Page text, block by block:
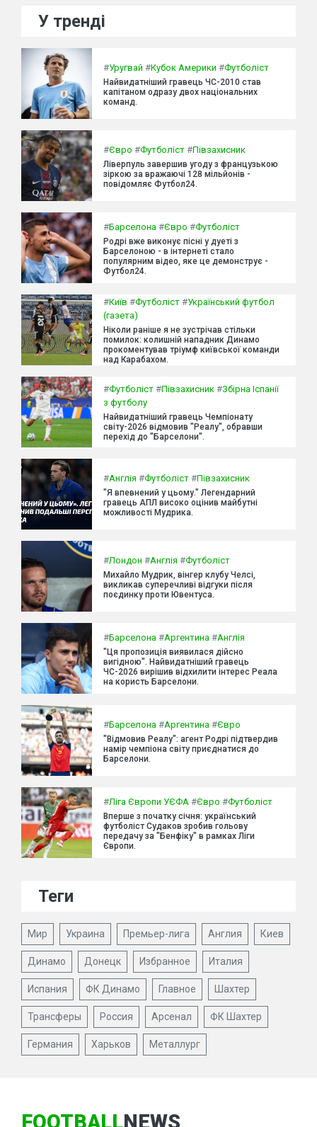
У тренді
#Уругвай #Кубок Америки #Футболіст
Найвидатніший гравець ЧС-2010 став
капітаном одразу двох національних
команд.
#Євро #Футболіст #Півзахисник
Ліверпуль завершив угоду з французькою
зіркою за вражаючі 128 мільйонів -
повідомляє Футбол24.
#Барселона #Євро #Футболіст
Родрі вже виконує пісні у дуеті з
Барселоною - в інтернеті стало
популярним відео, яке це демонструє -
Футбол24.
#Київ #Футболіст #Український футбол
(газета)
Ніколи раніше я не зустрічав стільки
помилок: колишній нападник Динамо
прокоментував тріумф київської команди
над Карабахом.
#Футболіст #Півзахисник #Збірна Іспанії
з футболу
Найвидатніший гравець Чемпіонату
світу-2026 відмовив "Реалу", обравши
перехід до "Барселони".
#Англія #Футболіст #Півзахисник
"Я впевнений у цьому." Легендарний
гравець АПЛ високо оцінив майбутні
можливості Мудрика.
#Лондон #Англія #Футболіст
Михайло Мудрик, вінгер клубу Челсі,
викликав суперечливі відгуки після
поєдинку проти Ювентуса.
#Барселона #Аргентина #Англія
"Ця пропозиція виявилася дійсно
вигідною". Найвидатніший гравець
ЧС-2026 вирішив відхилити інтерес Реала
на користь Барселони.
#Барселона #Аргентина #Євро
"Відмовив Реалу": агент Родрі підтвердив
намір чемпіона світу приєднатися до
Барселони.
#Ліга Європи УЄФА #Євро #Футболіст
Вперше з початку січня: український
футболіст Судаков зробив гольову
передачу за "Бенфіку" в рамках Ліги
Європи.
Теги
Мир Украина Премьер-лига Англия Киев
Динамо Донецк Избранное Италия
Испания ФК Динамо Главное Шахтер
Трансферы Россия Арсенал ФК Шахтер
Германия Харьков Металлург
FOOTBALLNEWS